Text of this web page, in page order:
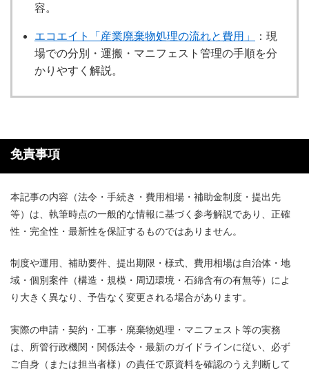
容。
エコエイト「産業廃棄物処理の流れと費用」
：現
場での分別・運搬・マニフェスト管理の手順を分
かりやすく解説。
免責事項
本記事の内容（法令・手続き・費用相場・補助金制度・提出先
等）は、執筆時点の一般的な情報に基づく参考解説であり、正確
性・完全性・最新性を保証するものではありません。
制度や運用、補助要件、提出期限・様式、費用相場は自治体・地
域・個別案件（構造・規模・周辺環境・石綿含有の有無等）によ
り大きく異なり、予告なく変更される場合があります。
実際の申請・契約・工事・廃棄物処理・マニフェスト等の実務
は、所管行政機関・関係法令・最新のガイドラインに従い、必ず
ご自身（または担当者様）の責任で原資料を確認のうえ判断して